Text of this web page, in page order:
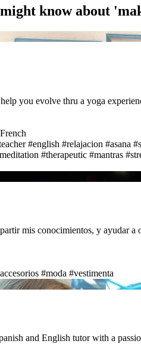
know about
you evolve thru a yoga
#english #relajacion #asana
#therapeutic #mantras
mis conocimientos, y ayudar a
#moda #vestimenta
and English tutor with a